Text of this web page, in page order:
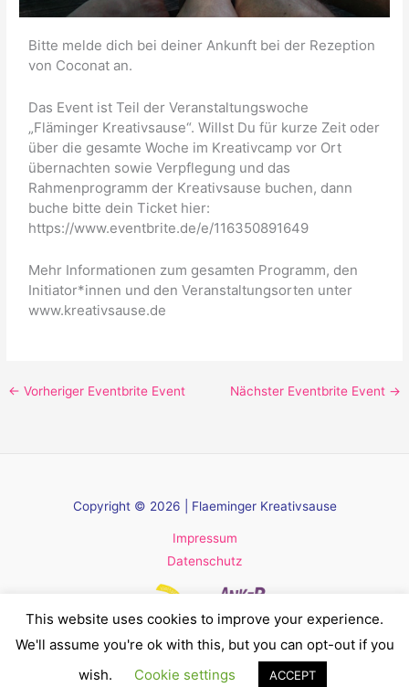
Bitte melde dich bei deiner Ankunft bei der Rezeption
von Coconat an.
Das Event ist Teil der Veranstaltungswoche
„Fläminger Kreativsause“. Willst Du für kurze Zeit oder
über die gesamte Woche im Kreativcamp vor Ort
übernachten sowie Verpflegung und das
Rahmenprogramm der Kreativsause buchen, dann
buche bitte dein Ticket hier:
https://www.eventbrite.de/e/116350891649
Mehr Informationen zum gesamten Programm, den
Initiator*innen und den Veranstaltungsorten unter
www.kreativsause.de
← Vorheriger Eventbrite Event Nächster Eventbrite Event →
Copyright © 2026 | Flaeminger Kreativsause
Impressum
Datenschutz
This website uses cookies to improve your experience.
We'll assume you're ok with this, but you can opt-out if you
wish.
Cookie settings ACCEPT